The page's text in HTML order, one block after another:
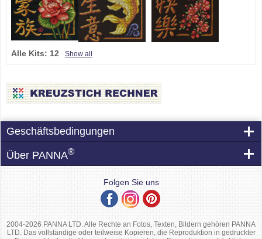
Alle Kits: 12 Show all
Geschäftsbedingungen
Über PANNA®
Folgen Sie uns
2004-2026 PANNA LTD. Alle Rechte an Fotos, Texten, Bildern gehören PANNA
LTD. Das vollständige oder teilweise Kopieren, die Reproduktion in gedruckter